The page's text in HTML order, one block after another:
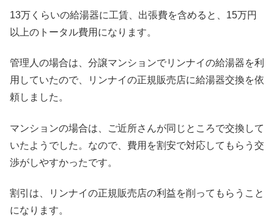
13万くらいの給湯器に工賃、出張費を含めると、15万円
以上のトータル費用になります。
管理人の場合は、分譲マンションでリンナイの給湯器を利
用していたので、リンナイの正規販売店に給湯器交換を依
頼しました。
マンションの場合は、ご近所さんが同じところで交換して
いたようでした。なので、費用を割安で対応してもらう交
渉がしやすかったです。
割引は、リンナイの正規販売店の利益を削ってもらうこと
になります。